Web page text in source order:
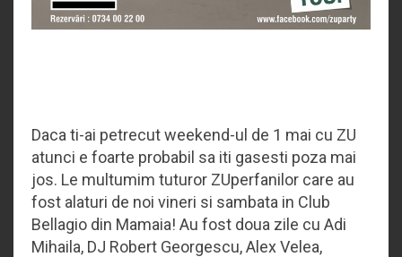
Daca ti-ai petrecut weekend-ul de 1 mai cu ZU
atunci e foarte probabil sa iti gasesti poza mai
jos. Le multumim tuturor ZUperfanilor care au
fost alaturi de noi vineri si sambata in Club
Bellagio din Mamaia! Au fost doua zile cu Adi
Mihaila, DJ Robert Georgescu, Alex Velea,